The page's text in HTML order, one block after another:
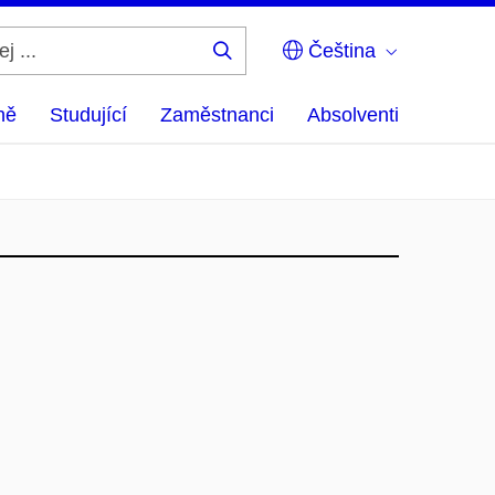
Čeština
Studující Zaměstnanci Absolventi